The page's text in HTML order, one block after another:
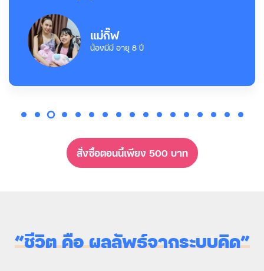
แม่กิ๊ฟ
น้องมีมี อายุ 8 ปี
สั่งซื้อตอนนี้เพียง 500 บาท
“ชีวิต คือ ผลลัพธ์จากระบบคิด”